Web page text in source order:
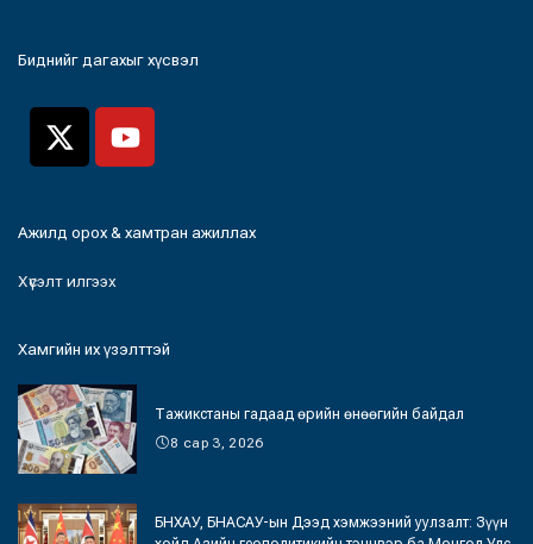
Биднийг дагахыг хүсвэл
Ажилд орох & хамтран ажиллах
Хүсэлт илгээх
Хамгийн их үзэлттэй
Тажикстаны гадаад өрийн өнөөгийн байдал
8 сар 3, 2026
БНХАУ, БНАСАУ-ын Дээд хэмжээний уулзалт: Зүүн